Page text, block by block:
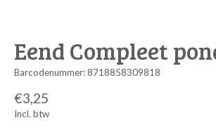
Eend Compleet
Barcodenummer: 8718858309818
€3,25
Incl. btw